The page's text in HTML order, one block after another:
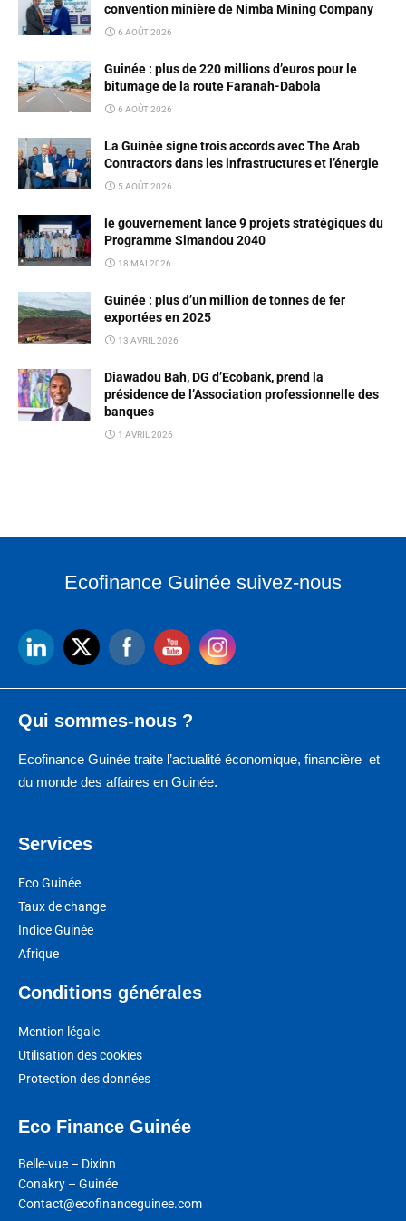
convention minière de Nimba Mining Company
6 AOÛT 2026
Guinée : plus de 220 millions d’euros pour le
bitumage de la route Faranah-Dabola
6 AOÛT 2026
La Guinée signe trois accords avec The Arab
Contractors dans les infrastructures et l’énergie
5 AOÛT 2026
le gouvernement lance 9 projets stratégiques du
Programme Simandou 2040
18 MAI 2026
Guinée : plus d’un million de tonnes de fer
exportées en 2025
13 AVRIL 2026
Diawadou Bah, DG d’Ecobank, prend la
présidence de l’Association professionnelle des
banques
1 AVRIL 2026
Ecofinance Guinée suivez-nous
Qui sommes-nous ?
Ecofinance Guinée traite l’actualité économique, financière et
du monde des affaires en Guinée.
Services
Eco Guinée
Taux de change
Indice Guinée
Afrique
Conditions générales
Mention légale
Utilisation des cookies
Protection des données
Eco Finance Guinée
Belle-vue – Dixinn
Conakry – Guinée
Contact@ecofinanceguinee.com